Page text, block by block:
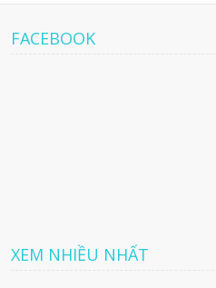
FACEBOOK
XEM NHIỀU NHẤT